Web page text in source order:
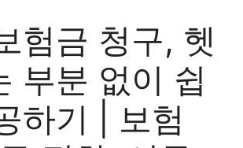
험금 청구, 헷
부분 없이 쉽
하기 | 보험